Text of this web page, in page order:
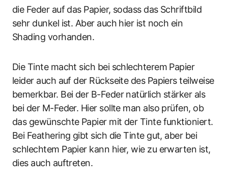
die Feder auf das Papier, sodass das Schriftbild
sehr dunkel ist. Aber auch hier ist noch ein
Shading vorhanden.
Die Tinte macht sich bei schlechterem Papier
leider auch auf der Rückseite des Papiers teilweise
bemerkbar. Bei der B-Feder natürlich stärker als
bei der M-Feder. Hier sollte man also prüfen, ob
das gewünschte Papier mit der Tinte funktioniert.
Bei Feathering gibt sich die Tinte gut, aber bei
schlechtem Papier kann hier, wie zu erwarten ist,
dies auch auftreten.